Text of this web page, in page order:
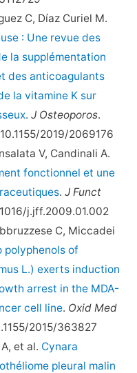
C, Díaz Curiel M.
: Une revue des
la supplémentation
des anticoagulants
la vitamine K sur
.J Osteoporos.
2019/2069176
V, Candinali A.
fonctionnel et une
.J Funct
j.jff.2009.01.002
C, Miccadei
polyphenols of
L.) exerts induction
arrest in the MDA-
cell line. Oxid Med
2015/363827
et al. Cynara
pleural malin